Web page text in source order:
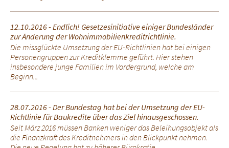
12.10.2016 - Endlich! Gesetzesinitiative einiger Bundesländer
zur Änderung der Wohnimmobilienkreditrichtlinie.
Die missglückte Umsetzung der EU-Richtlinien hat bei einigen
Personengruppen zur Kreditklemme geführt. Hier stehen
insbesondere junge Familien im Vordergrund, welche am
Beginn...
28.07.2016 - Der Bundestag hat bei der Umsetzung der EU-
Richtlinie für Baukredite über das Ziel hinausgeschossen.
Seit März 2016 müssen Banken weniger das Beleihungsobjekt als
die Finanzkraft des Kreditnehmers in den Blickpunkt nehmen.